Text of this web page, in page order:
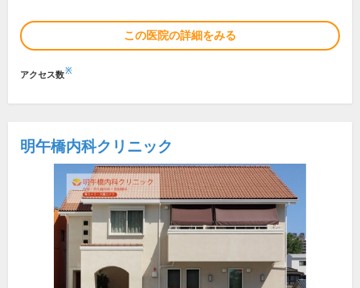
この医院の詳細をみる
アクセス数※
明午橋内科クリニック